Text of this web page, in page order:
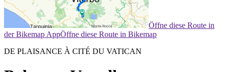
Öffne diese Route in
der Bikemap AppÖffne diese Route in Bikemap
DE PLAISANCE À CITÉ DU VATICAN